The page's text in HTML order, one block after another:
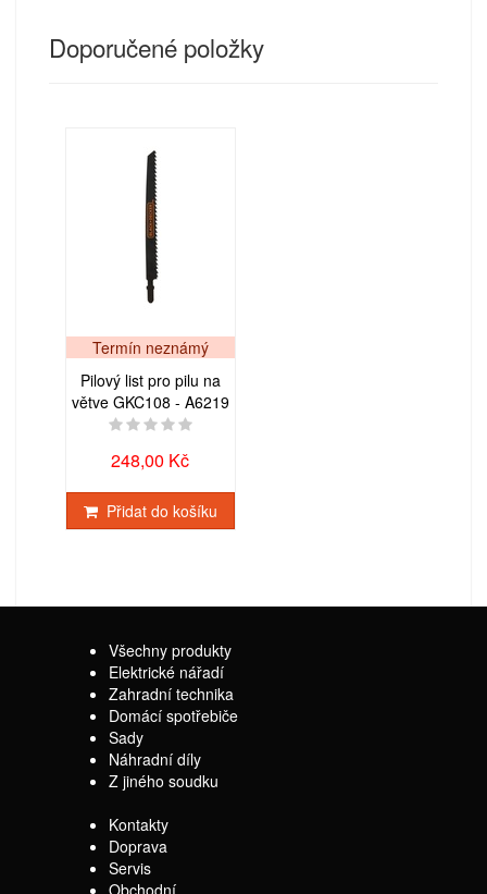
Doporučené položky
Termín neznámý
Pilový list pro pilu na
větve GKC108 - A6219
248,00 Kč
Přidat do košíku
Všechny produkty
Elektrické nářadí
Zahradní technika
Domácí spotřebiče
Sady
Náhradní díly
Z jiného soudku
Kontakty
Doprava
Servis
Obchodní